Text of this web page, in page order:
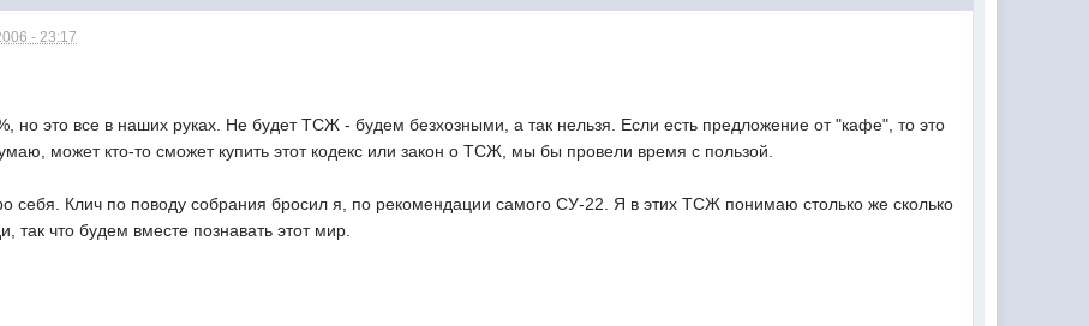
- 23:17
но это все в наших руках. Не будет ТСЖ - будем безхозными, а так нельзя. Если есть предложение от "кафе", то это
может кто-то сможет купить этот кодекс или закон о ТСЖ, мы бы провели время с пользой.
себя. Клич по поводу собрания бросил я, по рекомендации самого СУ-22. Я в этих ТСЖ понимаю столько же сколько
так что будем вместе познавать этот мир.